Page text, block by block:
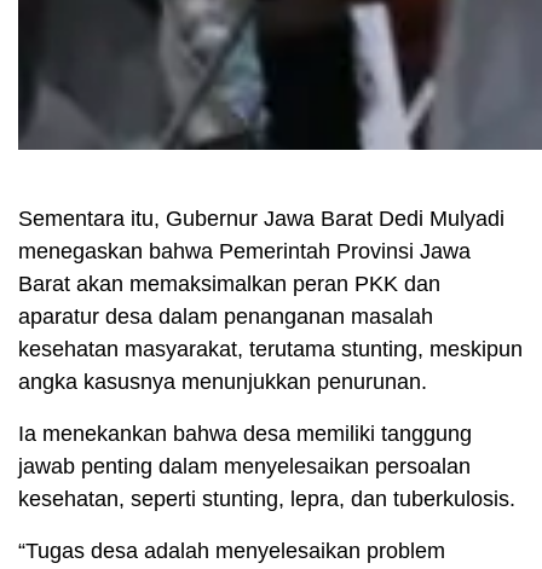
Sementara itu, Gubernur Jawa Barat Dedi Mulyadi
menegaskan bahwa Pemerintah Provinsi Jawa
Barat akan memaksimalkan peran PKK dan
aparatur desa dalam penanganan masalah
kesehatan masyarakat, terutama stunting, meskipun
angka kasusnya menunjukkan penurunan.
Ia menekankan bahwa desa memiliki tanggung
jawab penting dalam menyelesaikan persoalan
kesehatan, seperti stunting, lepra, dan tuberkulosis.
“Tugas desa adalah menyelesaikan problem